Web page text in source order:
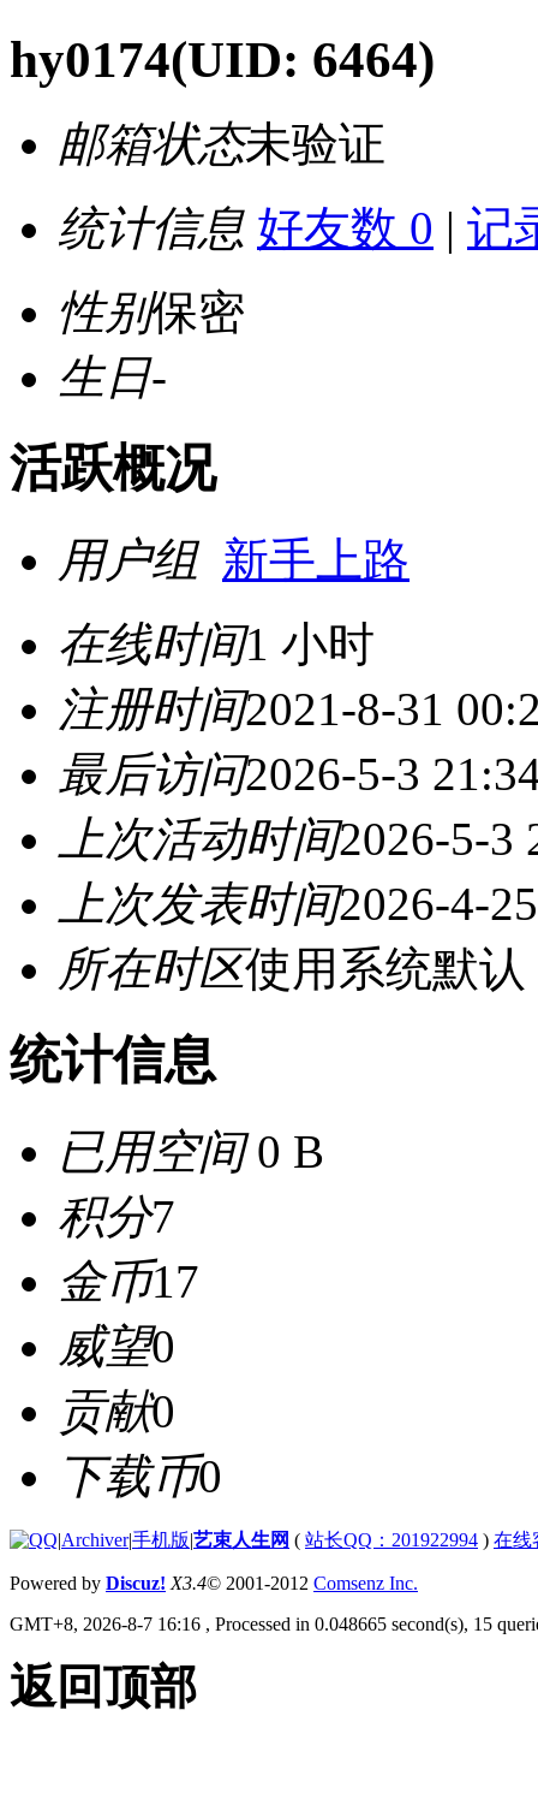
hy0174(UID: 6464)
邮箱状态未验证
统计信息 好友数 0 | 记
性别保密
生日-
活跃概况
用户组 新手上路
在线时间1 小时
注册时间2021-8-31
最后访问2026-5-3
上次活动时间2026-5-3
上次发表时间2026-4-
所在时区使用系统默认
统计信息
已用空间0 B
积分7
金币17
威望0
贡献0
下载币0
|Archiver|手机版|艺束人生网 ( 站长QQ：201922994 ) 在线
Powered by Discuz! X3.4© 2001-2012 Comsenz Inc.
GMT+8, 2026-8-7 16:16 , Processed in 0.048665 second(s), 15
返回顶部